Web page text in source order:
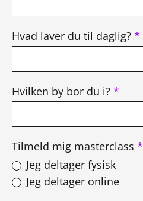
Hvad laver du til daglig? *
Hvilken by bor du i? *
Tilmeld mig masterclass *
Jeg deltager fysisk
Jeg deltager online